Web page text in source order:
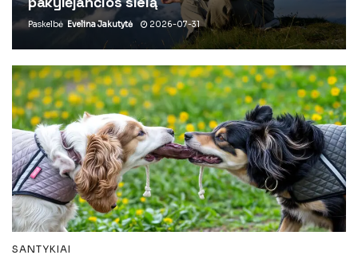
Paskelbė Evelina Jakutytė 2026-07-31
SANTYKIAI